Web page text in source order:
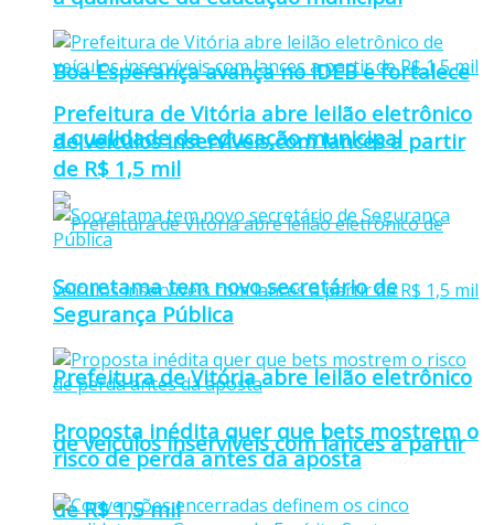
Boa Esperança avança no IDEB e fortalece
a qualidade da educação municipal
Prefeitura de Vitória abre leilão eletrônico
de veículos inservíveis com lances a partir
de R$ 1,5 mil
Prefeitura de Vitória abre leilão eletrônico
de veículos inservíveis com lances a partir
de R$ 1,5 mil
Sooretama tem novo secretário de
Segurança Pública
Proposta inédita quer que bets mostrem o
risco de perda antes da aposta